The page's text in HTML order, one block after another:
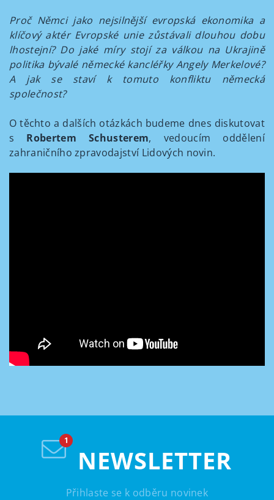
Proč Němci jako nejsilnější evropská ekonomika a
klíčový aktér Evropské unie zůstávali dlouhou dobu
lhostejní? Do jaké míry stojí za válkou na Ukrajině
politika bývalé německé kancléřky Angely Merkelové?
A jak se staví k tomuto konfliktu německá
společnost?
O těchto a dalších otázkách budeme dnes diskutovat
s Robertem Schusterem, vedoucím oddělení
zahraničního zpravodajství Lidových novin.
NEWSLETTER
Přihlaste se k odběru novinek